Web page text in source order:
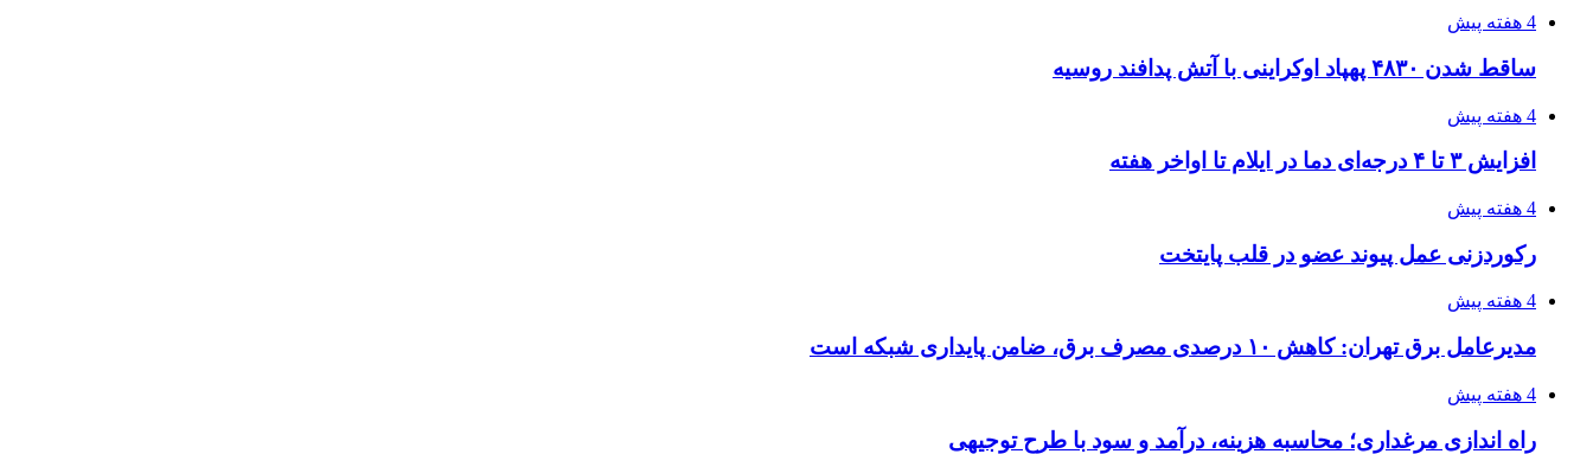
4 هفته پیش
ساقط شدن ۴۸۳۰ پهپاد اوکراینی با آتش پدافند روسیه
4 هفته پیش
افزایش ۳ تا ۴ درجه‌ای دما در ایلام تا اواخر هفته
4 هفته پیش
رکوردزنی عمل پیوند عضو در قلب پایتخت
4 هفته پیش
مدیرعامل برق تهران: کاهش ۱۰ درصدی مصرف برق، ضامن پایداری شبکه است
4 هفته پیش
راه اندازی مرغداری؛ محاسبه هزینه، درآمد و سود با طرح توجیهی